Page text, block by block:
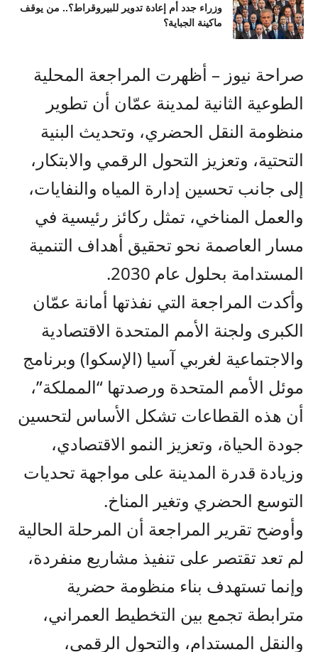
وزراء جدد أم إعادة تدوير للبيروقراط؟.. من يوقف
ماكينة الجباية؟
صراحة نيوز – أظهرت المراجعة المحلية
الطوعية الثانية لمدينة عمّان أن تطوير
منظومة النقل الحضري، وتحديث البنية
التحتية، وتعزيز التحول الرقمي والابتكار،
إلى جانب تحسين إدارة المياه والنفايات،
والعمل المناخي، تمثل ركائز رئيسية في
مسار العاصمة نحو تحقيق أهداف التنمية
المستدامة بحلول عام 2030.
وأكدت المراجعة التي نفذتها أمانة عمّان
الكبرى ولجنة الأمم المتحدة الاقتصادية
والاجتماعية لغربي آسيا (الإسكوا) وبرنامج
موئل الأمم المتحدة ورصدتها “المملكة”،
أن هذه القطاعات تشكل الأساس لتحسين
جودة الحياة، وتعزيز النمو الاقتصادي،
وزيادة قدرة المدينة على مواجهة تحديات
التوسع الحضري وتغير المناخ.
وأوضح تقرير المراجعة أن المرحلة الحالية
لم تعد تقتصر على تنفيذ مشاريع منفردة،
وإنما تستهدف بناء منظومة حضرية
مترابطة تجمع بين التخطيط العمراني،
والنقل المستدام، والتحول الرقمي،